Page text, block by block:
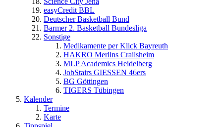
easyCredit BBL
Deutscher Basketball Bund
Barmer 2. Basketball Bundesliga
Sonstige
Medikamente per Klick Bayreuth
HAKRO Merlins Crailsheim
MLP Academics Heidelberg
JobStairs GIESSEN 46ers
BG Göttingen
TIGERS Tübingen
Kalender
Termine
Karte